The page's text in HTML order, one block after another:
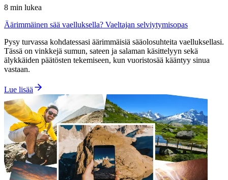
8 min lukea
Äärimmäinen sää vaelluksella? Vaeltajan selviytymisopas
Pysy turvassa kohdatessasi äärimmäisiä sääolosuhteita vaelluksellasi.
Tässä on vinkkejä sumun, sateen ja salaman käsittelyyn sekä
älykkäiden päätösten tekemiseen, kun vuoristosää kääntyy sinua
vastaan.
Lue lisää